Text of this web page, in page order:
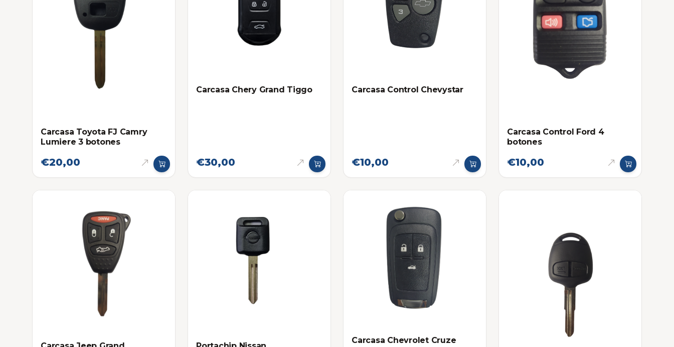
Carcasa Toyota FJ Camry
Lumiere 3 botones
€20,00
Carcasa Chery Grand Tiggo
€30,00
Carcasa Control Chevystar
€10,00
Carcasa Control Ford 4
botones
€10,00
Carcasa Chevrolet Cruze